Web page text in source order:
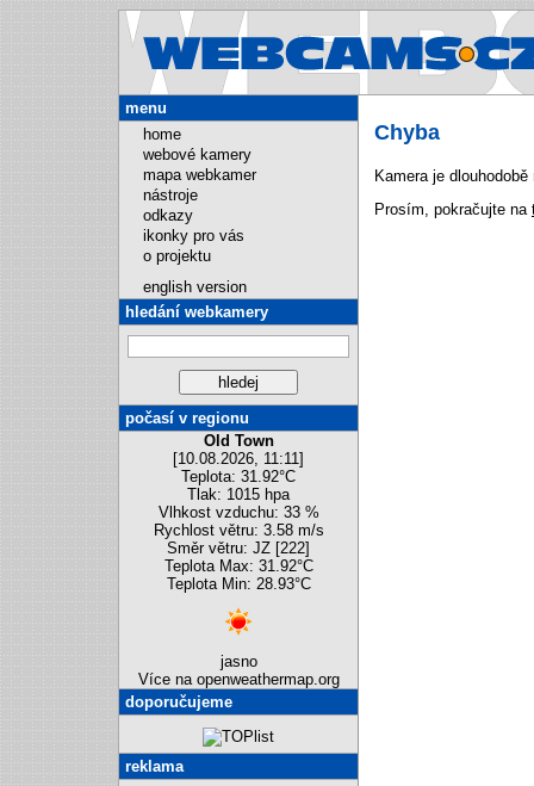
Chyba
Kamera je
Prosím, pokračujte na
menu
home
webové kamery
mapa webkamer
nástroje
odkazy
ikonky pro vás
o projektu
english version
hledání webkamery
počasí v regionu
Old Town
[10.08.2026, 11:11]
Teplota: 31.92°C
Tlak: 1015 hpa
Vlhkost vzduchu: 33 %
Rychlost větru: 3.58 m/s
Směr větru: JZ [222]
Teplota Max: 31.92°C
Teplota Min: 28.93°C
jasno
Více na openweathermap.org
doporučujeme
reklama